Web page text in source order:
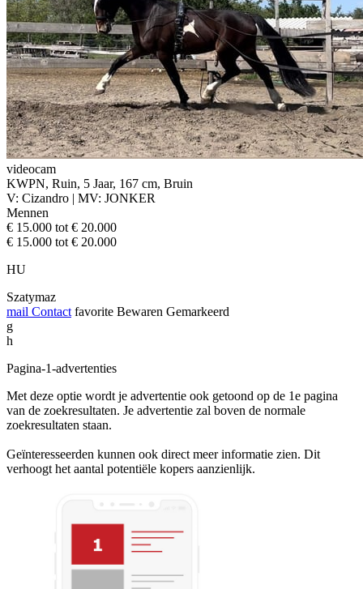
videocam
KWPN, Ruin, 5 Jaar, 167 cm, Bruin
V: Cizandro | MV: JONKER
Mennen
€ 15.000 tot € 20.000
€ 15.000 tot € 20.000
HU
Szatymaz
mail Contact favorite Bewaren Gemarkeerd
g
h
Pagina-1-advertenties
Met deze optie wordt je advertentie ook getoond op de 1e pagina
van de zoekresultaten. Je advertentie zal boven de normale
zoekresultaten staan.
Geïnteresseerden kunnen ook direct meer informatie zien. Dit
verhoogt het aantal potentiële kopers aanzienlijk.